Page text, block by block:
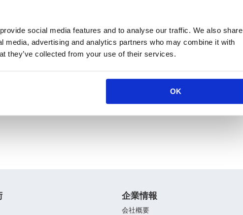
social media features and to analyse our traffic. We also share
media, advertising and analytics partners who may combine it with
they’ve collected from your use of their services.
OK
個人投資家の皆様へ
IRカレンダー
免責事項
企業情報
会社概要